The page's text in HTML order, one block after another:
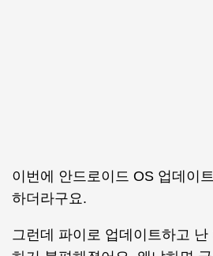
이번에 안드로이드 OS 업데이
하더라구요.
그런데 파이로 업데이트하고